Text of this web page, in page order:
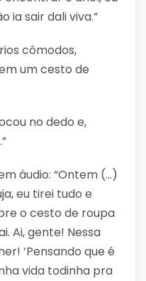
ia sair dali viva.”
cômodos,
um cesto de
no dedo e,
áudio: “Ontem (…)
eu tirei tudo e
o cesto de roupa
Ai, gente! Nessa
‘Pensando que é
vida todinha pra